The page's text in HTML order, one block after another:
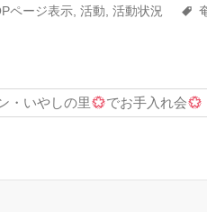
ページ表示 活動 活動状況
・いやしの里 でお手入れ会